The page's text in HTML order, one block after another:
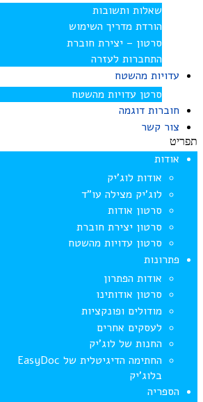
שאלות ותשובות
הורדת מדריך השימוש
סרטון – יצירת חוברת
התחברות לעזרה
עדויות מהשטח
סרטן עדויות מהשטח
חוברות דוגמה
צור קשר
תפריט
אודות
אודות לוג’יק
לוג’יק מצילה עו”ד
סרטון אודות
סרטון יצירת חוברת
סרטון עדויות מהשטח
פתרונות
אודות הפתרון
סרטון אודותינו
מודולים ופונקציות
לעסקים אחרים
החנות של לוג’יק
החתימה הדיגיטלית של EasyDoc
בלוג’יק
הספריה